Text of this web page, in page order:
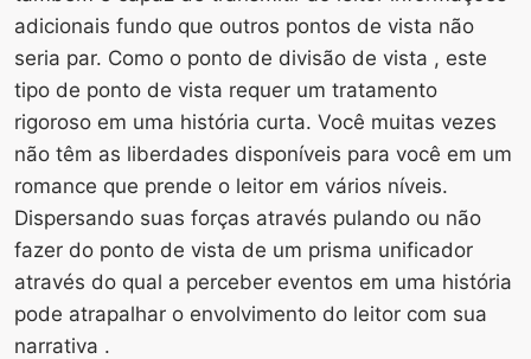
adicionais fundo que outros pontos de vista não
seria par. Como o ponto de divisão de vista , este
tipo de ponto de vista requer um tratamento
rigoroso em uma história curta. Você muitas vezes
não têm as liberdades disponíveis para você em um
romance que prende o leitor em vários níveis.
Dispersando suas forças através pulando ou não
fazer do ponto de vista de um prisma unificador
através do qual a perceber eventos em uma história
pode atrapalhar o envolvimento do leitor com sua
narrativa .